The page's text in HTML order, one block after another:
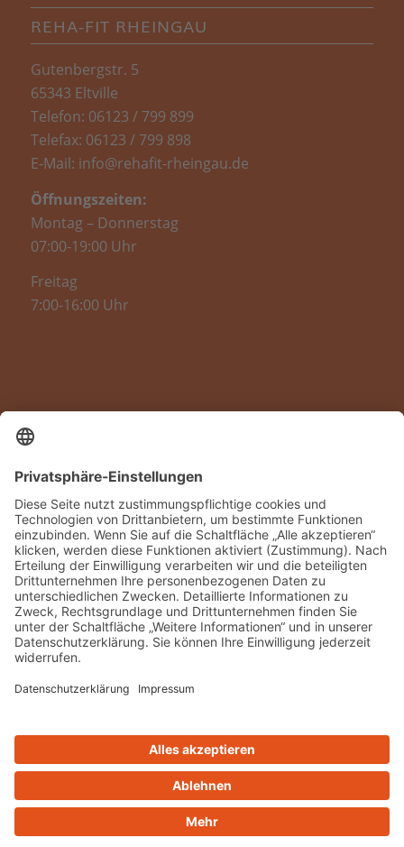
REHA-FIT RHEINGAU
Gutenbergstr. 5
65343 Eltville
Telefon: 06123 / 799 899
Telefax: 06123 / 799 898
E-Mail: info@rehafit-rheingau.de
Öffnungszeiten:
Montag – Donnerstag
07:00-19:00 Uhr
Freitag
7:00-16:00 Uhr
RUND UM IHRE GESUNDHEIT
Personal Training Eltville Rheingau
BGM(Betriebliches Gesundheitsmanagement)
Fitnessstudio Eltville
Ernährungsberatung
Firmenfitness Rheingau
OTT Behandlungen
cambium.digital – Werbeagentur Bad Homburg
Impressum Datenschutz